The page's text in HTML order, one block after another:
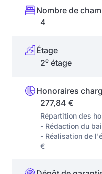
Nombre de
4
Étage
2e étage
Honoraires
277,84 €
Répartition des
- Rédaction du
- Réalisation de
€